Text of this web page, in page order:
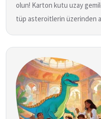
olun! Karton kutu uzay
tüp asteroitlerin üzerinden